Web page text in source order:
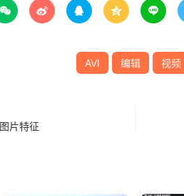
    
AVI 编辑 视频
片特征